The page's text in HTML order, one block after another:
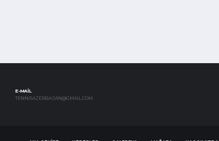
E-MAIL
TENNISAZERBAIJAN@GMAIL.COM